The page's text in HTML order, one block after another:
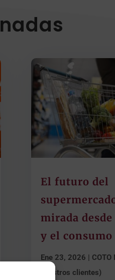
El futuro del
mirada
y el consumo
Ene 23, 2026
COTO
nuestros clientes)